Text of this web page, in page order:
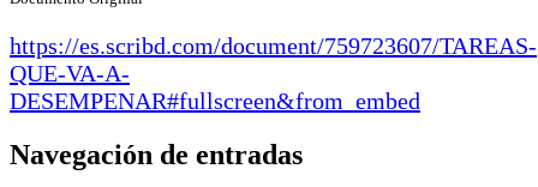
https://es.scribd.com/document/759723607/TAREAS-
QUE-VA-A-
DESEMPENAR#fullscreen&from_embed
Navegación de entradas